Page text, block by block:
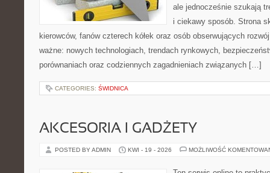
ale jednocześnie szukają
i ciekawy sposób. Strona
kierowców, fanów czterech kółek oraz osób obserwujących
ważne: nowych technologiach, trendach rynkowych,
porównaniach oraz codziennych zagadnieniach związanych […]
CATEGORIES: ŚWIDNICA
AKCESORIA I GADŻETY
POSTED BY ADMIN KWI - 19 - 2026 MOŻLIWOŚĆ